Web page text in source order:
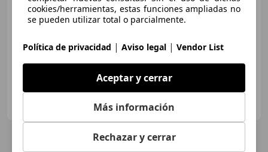
Buen precio
BMW VEHINTER
cookies/herramientas, estas funciones ampliadas no
se pueden utilizar total o parcialmente.
Política de privacidad | Aviso legal | Vendor List
Aceptar y cerrar
Más información
Rechazar y cerrar